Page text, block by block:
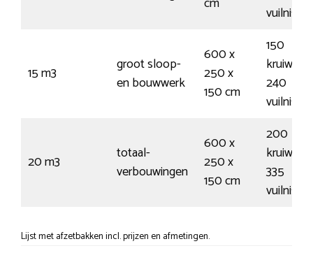
15 m3
groot sloop-
en bouwwerk
600 x
250 x
150 cm
150
240
20 m3
totaal-
verbouwingen
600 x
250 x
150 cm
200
335
Lijst met afzetbakken incl. prijzen en afmetingen.